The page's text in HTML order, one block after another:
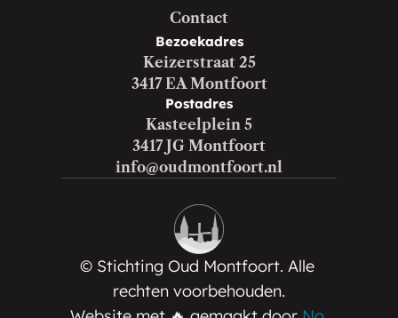
Contact
Bezoekadres
Keizerstraat 25
3417 EA Montfoort
Postadres
Kasteelplein 5
3417 JG Montfoort
info@oudmontfoort.nl
© Stichting Oud Montfoort. Alle
rechten voorbehouden.